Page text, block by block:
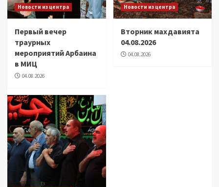
Новости из центра
Первый вечер
траурных
мероприятий Арбаина
в МИЦ
04.08.2026
Новости из центра
Вторник махдавията
04.08.2026
04.08.2026